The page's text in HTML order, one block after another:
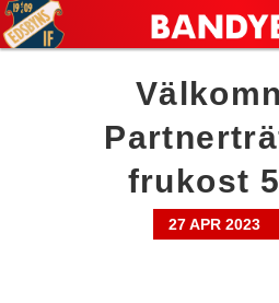
frukost
27 APR 2023